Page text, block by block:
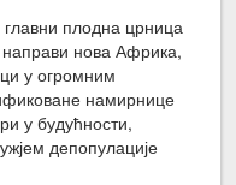
главни плодна црница
направи нова Африка,
у огромним
намирнице
у будућности,
депопулације